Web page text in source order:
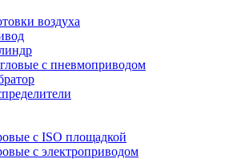
воздуха
с пневмоприводом
с ISO площадкой
с электроприводом